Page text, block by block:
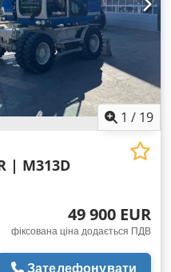
1 / 19
| M313D
49 900 EUR
фіксована ціна додається ПДВ
Зателефонувати